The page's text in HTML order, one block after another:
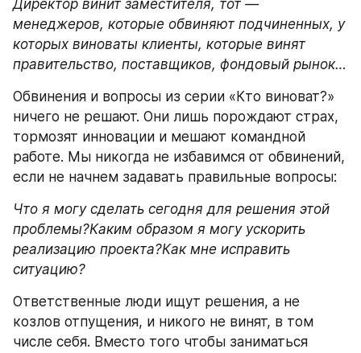
Директор винит заместителя, тот —
менеджеров, которые обвиняют подчиненных, у
которых виноваты клиенты, которые винят
правительство, поставщиков, фондовый рынок…
Обвинения и вопросы из серии «Кто виноват?»
ничего не решают. Они лишь порождают страх,
тормозят инновации и мешают командной
работе. Мы никогда не избавимся от обвинений,
если не начнем задавать правильные вопросы:
Что я могу сделать сегодня для решения этой
проблемы?Каким образом я могу ускорить
реализацию проекта?Как мне исправить
ситуацию?
Ответственные люди ищут решения, а не
козлов отпущения, и никого не винят, в том
числе себя. Вместо того чтобы заниматься